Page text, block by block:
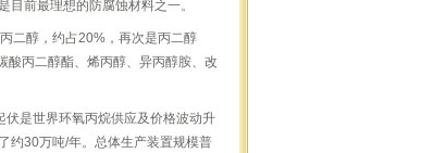
前最理想的防腐蚀材料之一。
二醇，约占20%，再次是丙二醇
酸丙二醇酯、烯丙醇、异丙醇胺、改
是世界环氧丙烷供应及价格波动升
约30万吨/年。总体生产装置规模普